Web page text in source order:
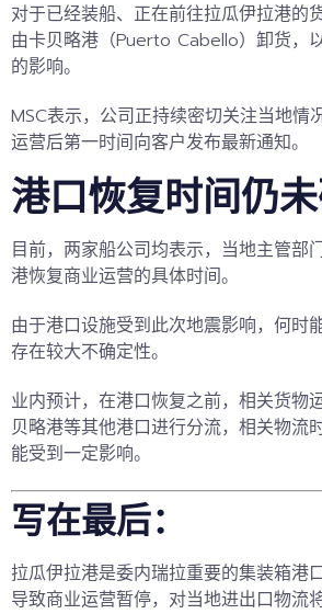
对于已经装船、正在前往拉瓜伊拉港的
由卡贝略港（Puerto Cabello）卸货，
的影响。
MSC表示，公司正持续密切关注当地情
运营后第一时间向客户发布最新通知。
港口恢复时间仍
目前，两家船公司均表示，当地主管部
港恢复商业运营的具体时间。
由于港口设施受到此次地震影响， 何时
存在较大不确定性。
业内预计，在港口恢复之前，相关货物
贝略港等其他港口进行分流，相关物流
能受到一定影响。
写在最后：
拉瓜伊拉港是委内瑞拉重要的集装箱港
导致商业运营暂停，对当地进出口物流